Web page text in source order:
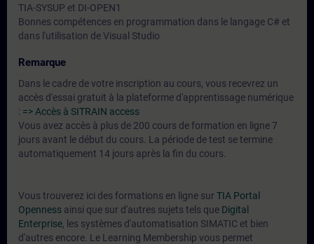
TIA-SYSUP et DI-OPEN1
Bonnes compétences en programmation dans le langage C# et
dans l'utilisation de Visual Studio
Remarque
Dans le cadre de votre inscription au cours, vous recevrez un
accès d'essai gratuit à la plateforme d'apprentissage numérique
: => Accès à SITRAIN access
Vous avez accès à plus de 200 cours de formation en ligne 7
jours avant le début du cours. La période de test se termine
automatiquement 14 jours après la fin du cours.
Vous trouverez ici des formations en ligne surTIA Portal
Openness ainsi que sur d'autres sujets tels que Digital
Enterprise, les systèmes d'automatisation SIMATIC et bien
d'autres encore. Le Learning Membership vous permet